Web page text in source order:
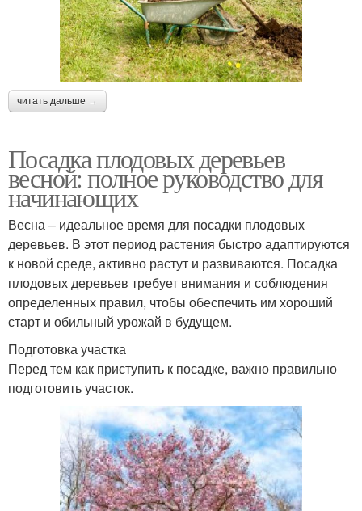
читать дальше →
Посадка плодовых деревьев
весной: полное руководство для
начинающих
Весна – идеальное время для посадки плодовых
деревьев. В этот период растения быстро адаптируются
к новой среде, активно растут и развиваются. Посадка
плодовых деревьев требует внимания и соблюдения
определенных правил, чтобы обеспечить им хороший
старт и обильный урожай в будущем.
Подготовка участка
Перед тем как приступить к посадке, важно правильно
подготовить участок.